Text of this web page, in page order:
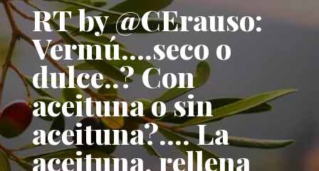
RT by @CErauso:
Vermú….seco o
dulce..? Con
aceituna o sin
aceituna?…. La
aceituna, rellena